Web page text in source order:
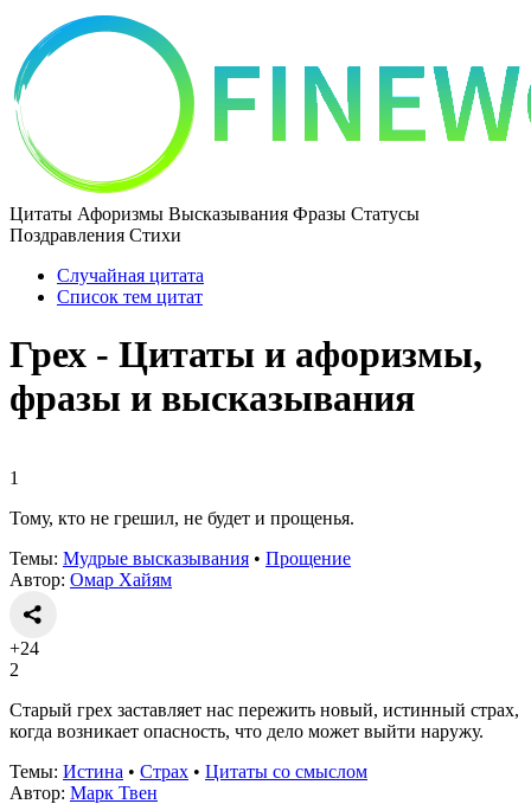
Цитаты Афоризмы Высказывания Фразы Статусы
Поздравления Стихи
Случайная цитата
Список тем цитат
Грех - Цитаты и афоризмы,
фразы и высказывания
1
Тому, кто не грешил, не будет и прощенья.
Темы: Мудрые высказывания • Прощение
Автор: Омар Хайям
+24
2
Старый грех заставляет нас пережить новый, истинный страх,
когда возникает опасность, что дело может выйти наружу.
Темы: Истина • Страх • Цитаты со смыслом
Автор: Марк Твен